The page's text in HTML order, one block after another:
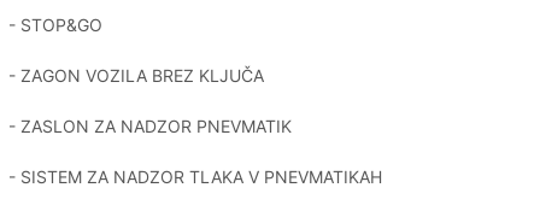
- STOP&GO
- ZAGON VOZILA BREZ KLJUČA
- ZASLON ZA NADZOR PNEVMATIK
- SISTEM ZA NADZOR TLAKA V PNEVMATIKAH